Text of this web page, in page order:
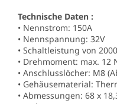
Technische Daten :
• Nennstrom: 150A
• Nennspannung: 32V
• Schaltleistung von
• Drehmoment: max. 12
• Anschlusslöcher: M8
• Gehäusematerial:
• Abmessungen: 68 x